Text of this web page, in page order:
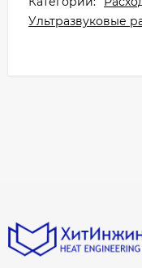
Ультразвуковые